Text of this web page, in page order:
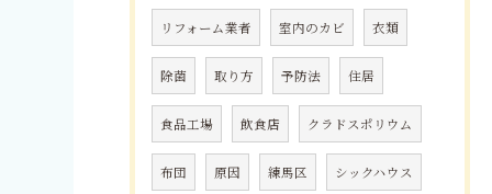
リフォーム業者 室内のカビ 衣類
除菌 取り方 予防法 住居
食品工場 飲食店 クラドスポリウム
布団 原因 練馬区 シックハウス